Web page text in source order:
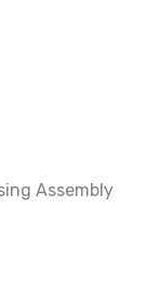
Assembly